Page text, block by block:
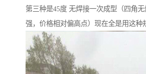
第三种是45度 无焊接一次成型（四角
强，价格相对偏高点）现在全是用这种